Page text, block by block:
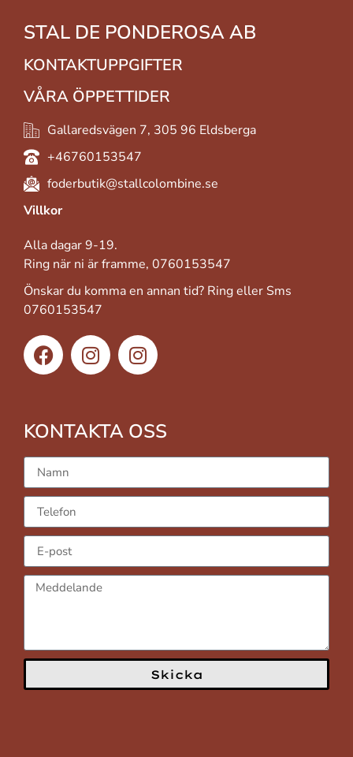
STAL DE PONDEROSA AB
KONTAKTUPPGIFTER
VÅRA ÖPPETTIDER
Gallaredsvägen 7, 305 96 Eldsberga
+46760153547
foderbutik@stallcolombine.se
Villkor
Alla dagar 9-19.
Ring när ni är framme, 0760153547
Önskar du komma en annan tid? Ring eller Sms
0760153547
KONTAKTA OSS
Skicka